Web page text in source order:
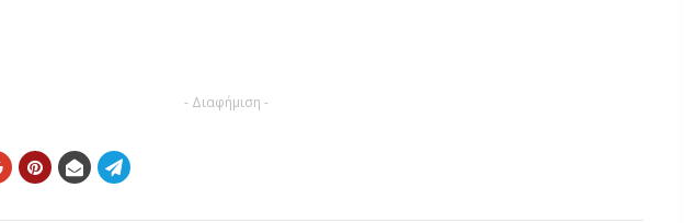
- Διαφήμιση -